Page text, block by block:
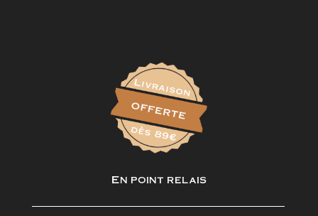
En point relais